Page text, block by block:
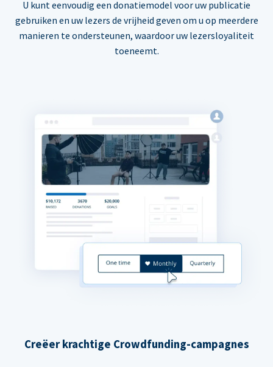
U kunt eenvoudig een donatiemodel voor uw publicatie
gebruiken en uw lezers de vrijheid geven om u op meerdere
manieren te ondersteunen, waardoor uw lezersloyaliteit
toeneemt.
Creëer krachtige Crowdfunding-campagnes